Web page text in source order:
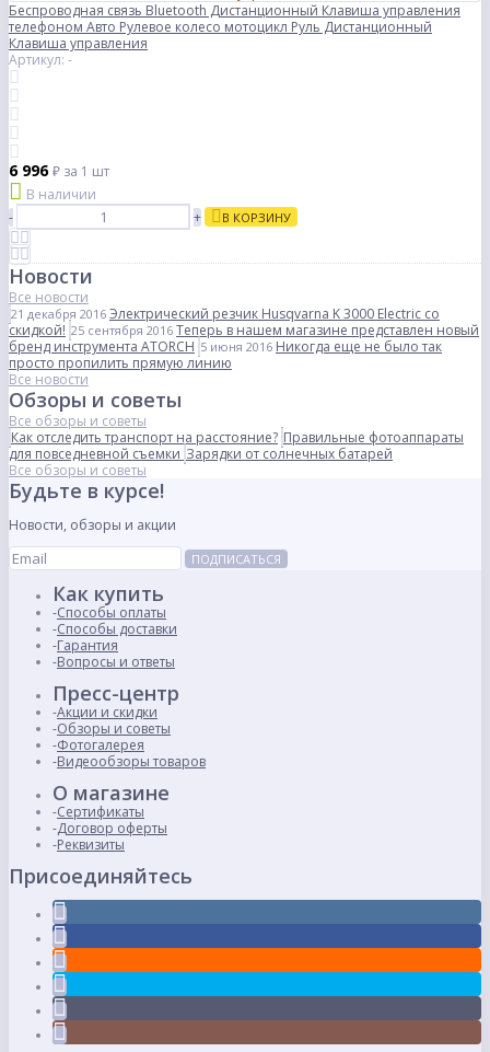
Беспроводная связь Bluetooth Дистанционный Клавиша управления
телефоном Авто Рулевое колесо мотоцикл Руль Дистанционный
Клавиша управления
Артикул: -
6 996₽ за 1 шт
В наличии
-
+ В КОРЗИНУ
Новости
Все новости
21 декабря 2016 Электрический резчик Husqvarna K 3000 Electric со
скидкой! 25 сентября 2016 Теперь в нашем магазине представлен новый
бренд инструмента ATORCH 5 июня 2016 Никогда еще не было так
просто пропилить прямую линию
Все новости
Обзоры и советы
Все обзоры и советы
Как отследить транспорт на расстояние? Правильные фотоаппараты
для повседневной съемки Зарядки от солнечных батарей
Все обзоры и советы
Будьте в курсе!
Новости, обзоры и акции
ПОДПИСАТЬСЯ
Как купить
Способы оплаты
Способы доставки
Гарантия
Вопросы и ответы
Пресс-центр
Акции и скидки
Обзоры и советы
Фотогалерея
Видеообзоры товаров
О магазине
Сертификаты
Договор оферты
Реквизиты
Присоединяйтесь